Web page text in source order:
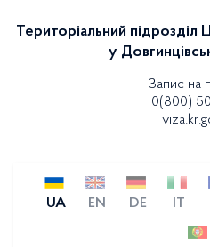
Територіальний
у
Запис на
0(800)
UA EN DE IT